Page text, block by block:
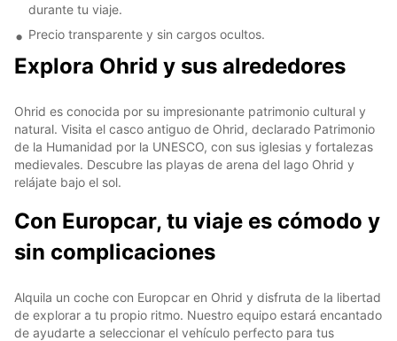
durante tu viaje.
Precio transparente y sin cargos ocultos.
Explora Ohrid y sus alrededores
Ohrid es conocida por su impresionante patrimonio cultural y
natural. Visita el casco antiguo de Ohrid, declarado Patrimonio
de la Humanidad por la UNESCO, con sus iglesias y fortalezas
medievales. Descubre las playas de arena del lago Ohrid y
relájate bajo el sol.
Con Europcar, tu viaje es cómodo y
sin complicaciones
Alquila un coche con Europcar en Ohrid y disfruta de la libertad
de explorar a tu propio ritmo. Nuestro equipo estará encantado
de ayudarte a seleccionar el vehículo perfecto para tus